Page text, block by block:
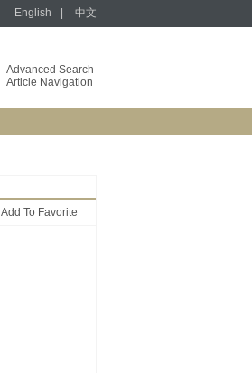
English 中文
Advanced Search
Article Navigation
Add To Favorite